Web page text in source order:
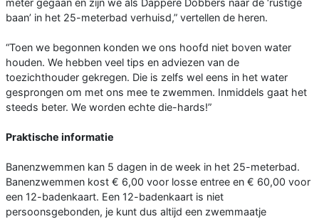
meter gegaan en zijn we als Dappere Dobbers naar de ‘rustige
baan’ in het 25-meterbad verhuisd,” vertellen de heren.
“Toen we begonnen konden we ons hoofd niet boven water
houden. We hebben veel tips en adviezen van de
toezichthouder gekregen. Die is zelfs wel eens in het water
gesprongen om met ons mee te zwemmen. Inmiddels gaat het
steeds beter. We worden echte die-hards!”
Praktische informatie
Banenzwemmen kan 5 dagen in de week in het 25-meterbad.
Banenzwemmen kost € 6,00 voor losse entree en € 60,00 voor
een 12-badenkaart. Een 12-badenkaart is niet
persoonsgebonden, je kunt dus altijd een zwemmaatje